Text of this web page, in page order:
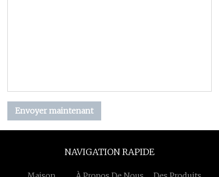
Envoyer maintenant
NAVIGATION RAPIDE